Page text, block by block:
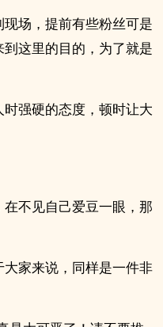
场，提前有些粉丝可是
这里的目的，为了就是
强硬的态度，顿时让大
不见自己爱豆一眼，那
家来说，同样是一件非